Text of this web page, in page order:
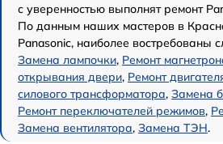
с уверенностью выполнят ремонт
По данным наших мастеров в
Panasonic, наиболее востребованы
Замена лампочки, Ремонт
открывания двери, Ремонт
силового трансформатора, Замена
Ремонт переключателей режимов,
Замена вентилятора, Замена ТЭН.